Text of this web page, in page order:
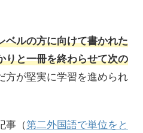
ベルの方に向けて書かれた
りと一冊を終わらせて次の
方が堅実に学習を進められ
事（第二外国語で単位をと